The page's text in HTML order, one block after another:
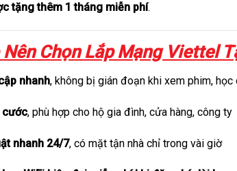
tặng thêm 1 tháng miễn phí.
Nên Chọn Lắp Mạng Viettel
nhanh, không bị gián đoạn khi xem phim,
cước, phù hợp cho hộ gia đình, cửa hàng, công ty
nhanh 24/7, có mặt tận nhà chỉ trong vài giờ